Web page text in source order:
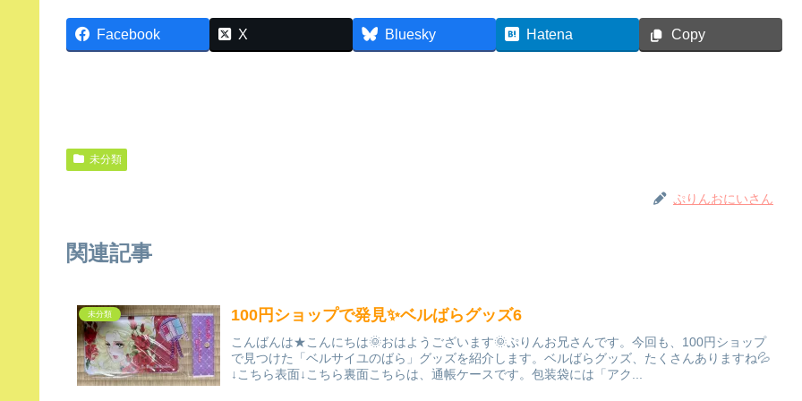
Facebook X Bluesky Hatena Copy
未分類
ぷりんおにいさん
関連記事
未分類 100円ショップで発見✨ベルばらグッズ6
こんばんは★こんにちは🌞おはようございます🌞ぷりんお兄さんです。今回も、100円ショップ
で見つけた「ベルサイユのばら」グッズを紹介します。ベルばらグッズ、たくさんありますね💦
↓こちら表面↓こちら裏面こちらは、通帳ケースです。包装袋には「アク...